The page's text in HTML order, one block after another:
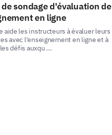
de sondage d'évaluation de
en ligne
aide les instructeurs à évaluer leurs
avec l'enseignement en ligne et à
défis auxqu ...